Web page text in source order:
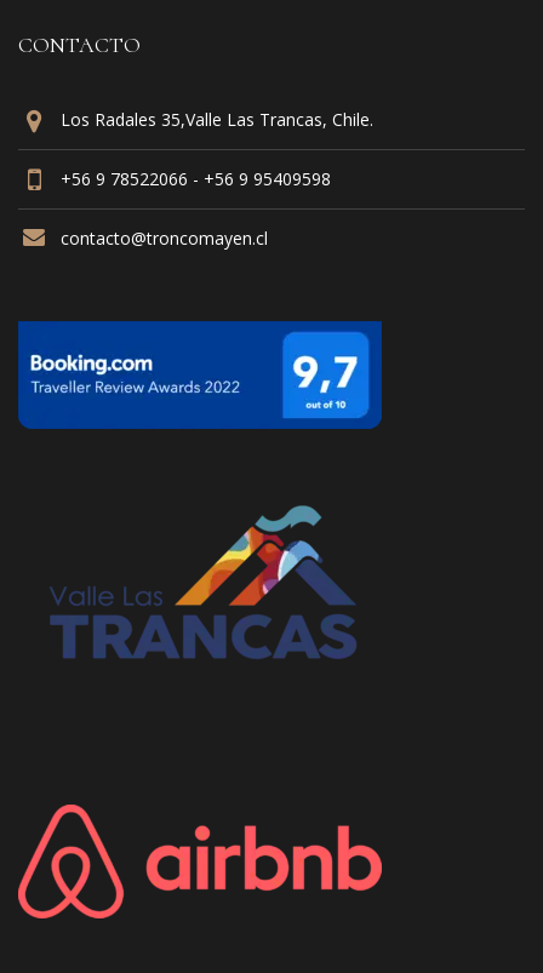
CONTACTO
Los Radales 35,Valle Las Trancas, Chile.
+56 9 78522066 - +56 9 95409598
contacto@troncomayen.cl